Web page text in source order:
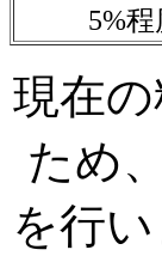
5%程
現在
ため
を行